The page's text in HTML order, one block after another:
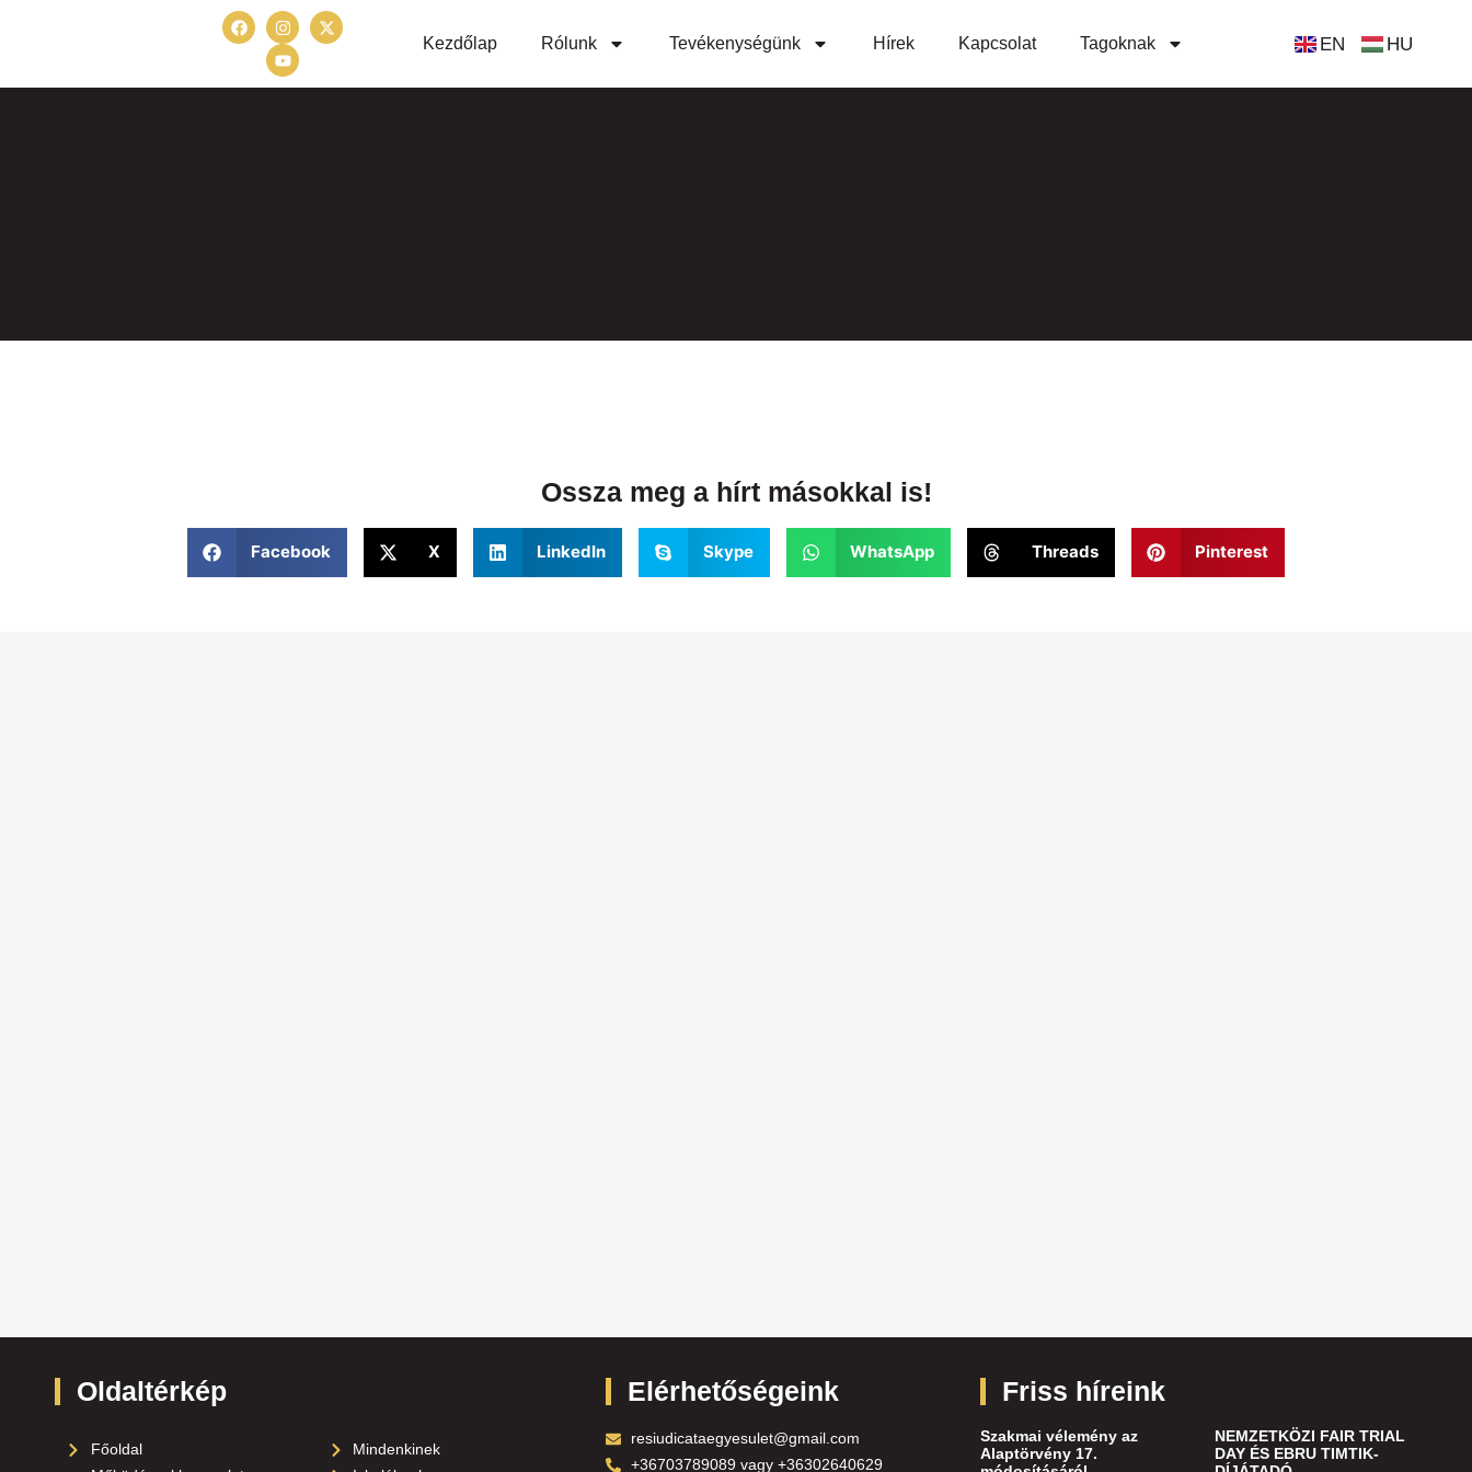
Kezdőlap Rólunk Tevékenységünk Hírek Kapcsolat Tagoknak EN HU
Ossza meg a hírt másokkal is!
Facebook X LinkedIn Skype WhatsApp Threads Pinterest
Oldaltérkép
Főoldal
Mindenkinek
Elérhetőségeink
resiudicataegyesulet@gmail.com
+36703789089 vagy +36302640629
Friss híreink
Szakmai vélemény az
Alaptörvény 17.
NEMZETKÖZI FAIR TRIAL
DAY ÉS EBRU TIMTIK-